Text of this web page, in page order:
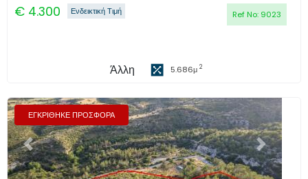
€ 4.300 Ref No: 9023
Ενδεικτική Τιμή
Άλλη 5.686μ 2
ΕΓΚΡΙΘΗΚΕ ΠΡΟΣΦΟΡΑ
Προηγούμενο Επόμενο